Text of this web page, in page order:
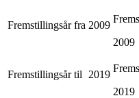
Fremstillingsår fra 2009
2009
Fremstillingsår til 2019
2019